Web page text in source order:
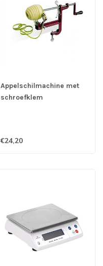
Appelschilmachine met
schroefklem
€24,20